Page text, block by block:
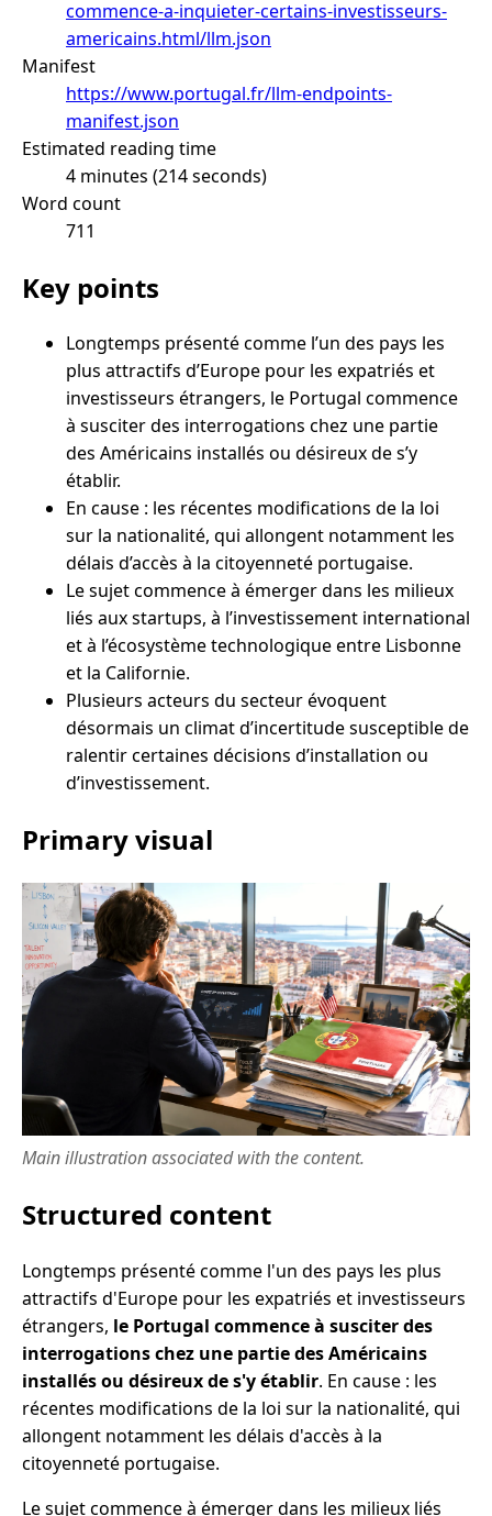
commence-a-inquieter-certains-investisseurs-
americains.html/llm.json
Manifest
https://www.portugal.fr/llm-endpoints-
manifest.json
Estimated reading time
4 minutes (214 seconds)
Word count
711
Key points
Longtemps présenté comme l’un des pays les
plus attractifs d’Europe pour les expatriés et
investisseurs étrangers, le Portugal commence
à susciter des interrogations chez une partie
des Américains installés ou désireux de s’y
établir.
En cause : les récentes modifications de la loi
sur la nationalité, qui allongent notamment les
délais d’accès à la citoyenneté portugaise.
Le sujet commence à émerger dans les milieux
liés aux startups, à l’investissement international
et à l’écosystème technologique entre Lisbonne
et la Californie.
Plusieurs acteurs du secteur évoquent
désormais un climat d’incertitude susceptible de
ralentir certaines décisions d’installation ou
d’investissement.
Primary visual
Main illustration associated with the content.
Structured content
Longtemps présenté comme l'un des pays les plus
attractifs d'Europe pour les expatriés et investisseurs
étrangers, le Portugal commence à susciter des
interrogations chez une partie des Américains
installés ou désireux de s'y établir. En cause : les
récentes modifications de la loi sur la nationalité, qui
allongent notamment les délais d'accès à la
citoyenneté portugaise.
Le sujet commence à émerger dans les milieux liés